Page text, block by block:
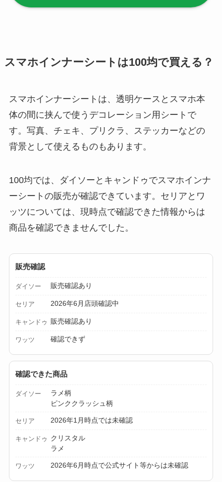
ファンカバーは買え
【100均】ダイソー/
方とおすすめも紹
介！
【100均】ダイソー/
セリア等でスパイス
動・電動・ワンハン
ドの違いもわかりや
すく解説！
【100均】ダイソー/
ドシートカバーは買
【100均】ダイソー/
ムと選び方のコツを
ー収納ポーチは買え
スマホインナーシートは100均で買える？
スマホインナーシートは、透明ケースとスマホ本
体の間に挟んで使うデコレーション用シートで
す。写真、チェキ、プリクラ、ステッカーなどの
背景として使えるものもあります。
100均では、ダイソーとキャンドゥでスマホインナ
ーシートの販売が確認できています。セリアとワ
ッツについては、現時点で確認できた情報からは
商品を確認できませんでした。
販売確認
ダイソー 販売確認あり
セリア 2026年6月店頭確認中
キャンドゥ 販売確認あり
ワッツ 確認できず
確認できた商品
ダイソー
ラメ柄
ピンククラッシュ柄
セリア 2026年1月時点では未確認
キャンドゥ クリスタル
ラメ
ワッツ 2026年6月時点で公式サイト等からは未確認